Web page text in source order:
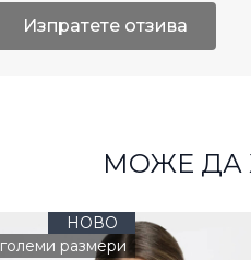
Изпратете отзива
МОЖЕ ДА
НОВО
големи размери